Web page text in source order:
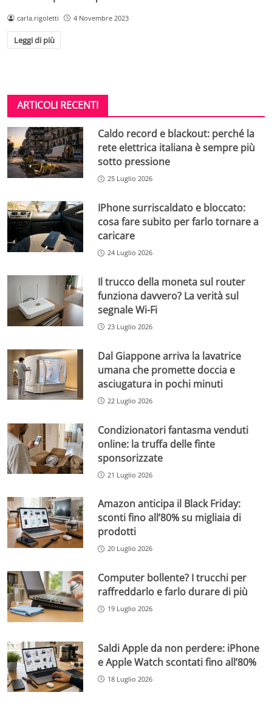
carla.rigoletti 4 Novembre 2023
Leggi di più
ARTICOLI RECENTI
Caldo record e blackout: perché la
rete elettrica italiana è sempre più
sotto pressione
25 Luglio 2026
IPhone surriscaldato e bloccato:
cosa fare subito per farlo tornare a
caricare
24 Luglio 2026
Il trucco della moneta sul router
funziona davvero? La verità sul
segnale Wi-Fi
23 Luglio 2026
Dal Giappone arriva la lavatrice
umana che promette doccia e
asciugatura in pochi minuti
22 Luglio 2026
Condizionatori fantasma venduti
online: la truffa delle finte
sponsorizzate
21 Luglio 2026
Amazon anticipa il Black Friday:
sconti fino all’80% su migliaia di
prodotti
20 Luglio 2026
Computer bollente? I trucchi per
raffreddarlo e farlo durare di più
19 Luglio 2026
Saldi Apple da non perdere: iPhone
e Apple Watch scontati fino all’80%
18 Luglio 2026